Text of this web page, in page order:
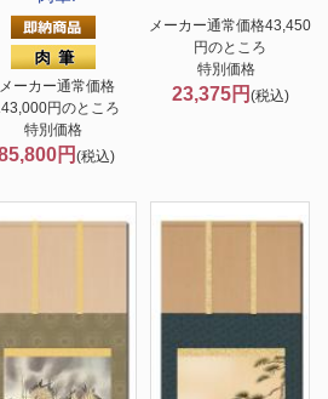
メーカー通常価格
円のところ
特別価格
円(税込)
メーカー通常価格43,450
円のところ
特別価格
23,375円 (税込)